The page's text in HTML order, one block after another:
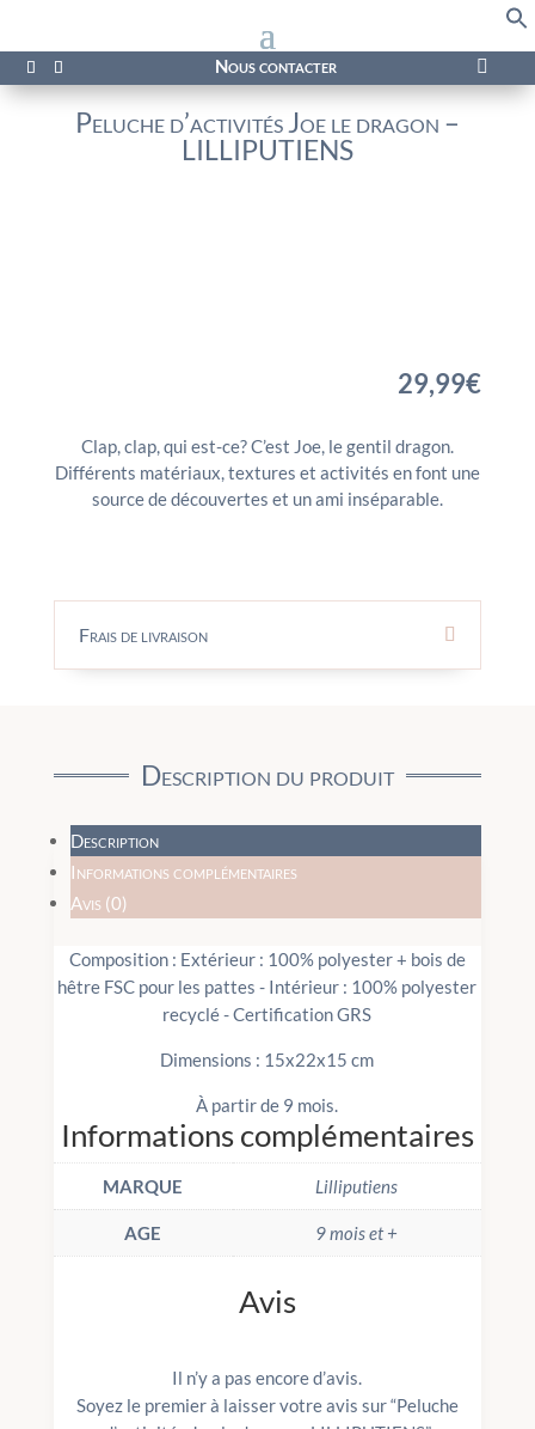
Nous contacter 
Peluche d’activités Joe le dragon –
LILLIPUTIENS
29,99€
Clap, clap, qui est-ce? C’est Joe, le gentil dragon.
Différents matériaux, textures et activités en font une
source de découvertes et un ami inséparable.
Frais de livraison
Description du produit
Description
Informations complémentaires
Avis (0)
Composition : Extérieur : 100% polyester + bois de
hêtre FSC pour les pattes - Intérieur : 100% polyester
recyclé - Certification GRS
Dimensions : 15x22x15 cm
À partir de 9 mois.
Informations complémentaires
MARQUE Lilliputiens
AGE 9 mois et +
Avis
Il n’y a pas encore d’avis.
Soyez le premier à laisser votre avis sur “Peluche